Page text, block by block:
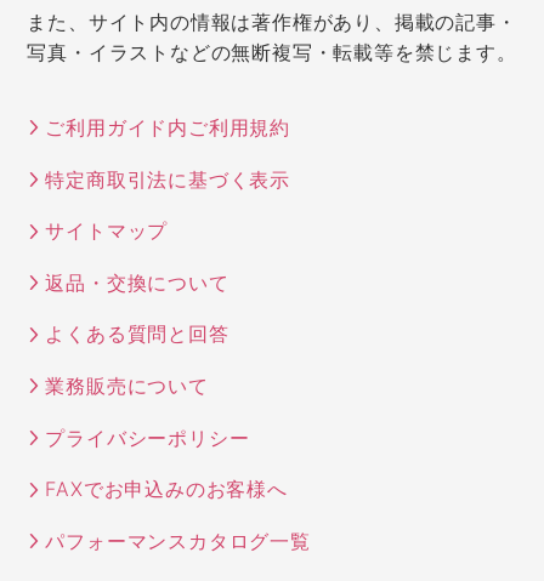
また、サイト内の情報は著作権があり、掲載の記事・
写真・イラストなどの無断複写・転載等を禁じます。
ご利用ガイド内ご利用規約
特定商取引法に基づく表示
サイトマップ
返品・交換について
よくある質問と回答
業務販売について
プライバシーポリシー
FAXでお申込みのお客様へ
パフォーマンスカタログ一覧